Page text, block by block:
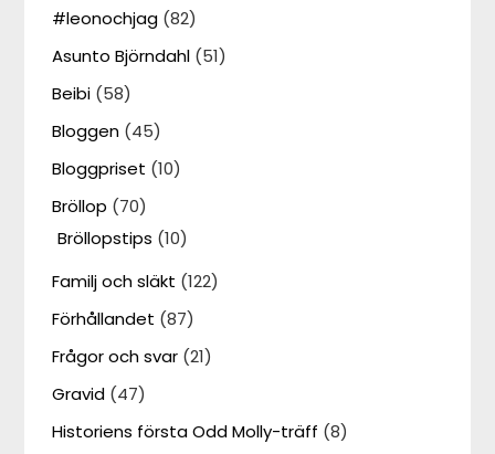
#leonochjag (82)
Asunto Björndahl (51)
Beibi (58)
Bloggen (45)
Bloggpriset (10)
Bröllop (70)
Bröllopstips (10)
Familj och släkt (122)
Förhållandet (87)
Frågor och svar (21)
Gravid (47)
Historiens första Odd Molly-träff (8)